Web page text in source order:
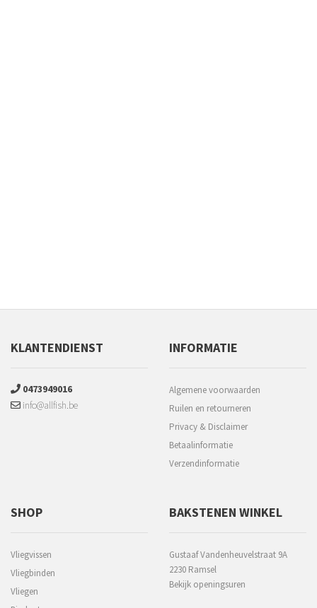
KLANTENDIENST
0473949016
info@allfish.be
INFORMATIE
Algemene voorwaarden
Ruilen en retourneren
Privacy & Disclaimer
Betaalinformatie
Verzendinformatie
SHOP
Vliegvissen
Vliegbinden
Vliegen
BAKSTENEN WINKEL
Gustaaf Vandenheuvelstraat 9A
2230 Ramsel
Bekijk openingsuren